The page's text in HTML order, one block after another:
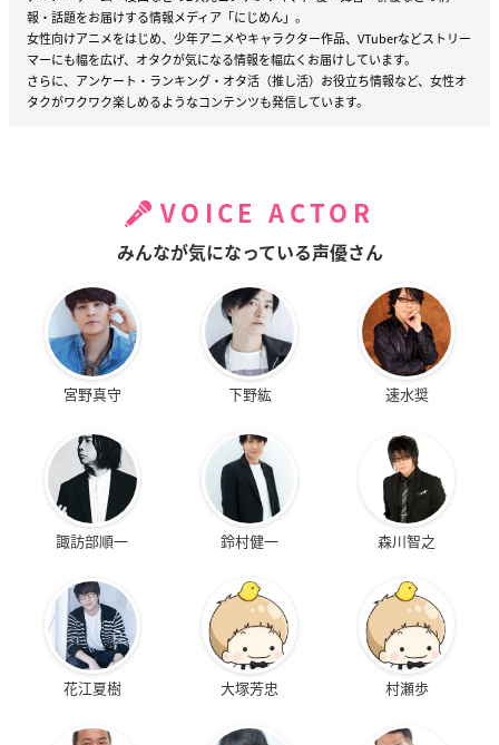
報・話題をお届けする情報メディア「にじめん」。
女性向けアニメをはじめ、少年アニメやキャラクター作品、VTuberなどストリー
マーにも幅を広げ、オタクが気になる情報を幅広くお届けしています。
さらに、アンケート・ランキング・オタ活（推し活）お役立ち情報など、女性オ
タクがワクワク楽しめるようなコンテンツも発信しています。
VOICE ACTOR
みんなが気になっている声優さん
宮野真守 下野紘 速水奨
諏訪部順一 鈴村健一 森川智之
花江夏樹 大塚芳忠 村瀬歩